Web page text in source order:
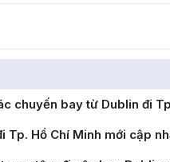
chuyến bay từ Dublin đi
Tp. Hồ Chí Minh mới cập